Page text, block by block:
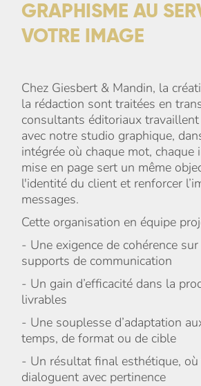
GRAPHISME AU
VOTRE IMAGE
Chez Giesbert & Mandin, la
la rédaction sont traitées en
consultants éditoriaux
avec notre studio graphique,
intégrée où chaque mot, chaque
mise en page sert un même
l'identité du client et renforcer
messages.
Cette organisation en équipe
- Une exigence de cohérence sur
supports de communication
- Un gain d’efficacité dans la
livrables
- Une souplesse d’adaptation
temps, de format ou de cible
- Un résultat final esthétique,
dialoguent avec pertinence